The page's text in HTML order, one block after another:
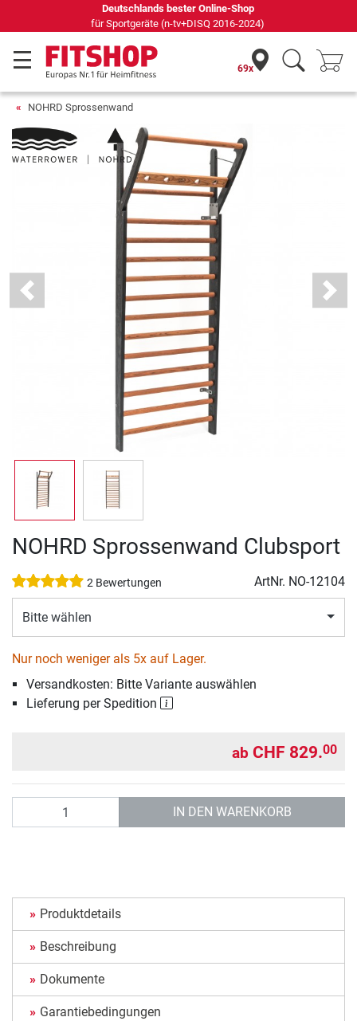
Seit 42 Jahren Ihr Experte für Heimfitness
69x
NOHRD Sprossenwand
Previous Next
NOHRD Sprossenwand Clubsport
2 Bewertungen ArtNr. NO-12104
Bitte wählen
Nur noch weniger als 5x auf Lager.
Versandkosten: Bitte Variante auswählen
Lieferung per Spedition
ab CHF 829.00
IN DEN WARENKORB
Produktdetails
Beschreibung
Dokumente
Garantiebedingungen